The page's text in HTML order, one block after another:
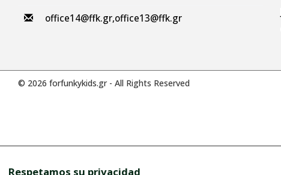
office14@ffk.gr,office13@ffk.gr
© 2026 forfunkykids.gr - All Rights Reserved
Respetamos su privacidad